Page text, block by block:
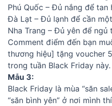
Phú Quốc – Đủ nắng để tan
Đà Lạt – Đủ lạnh để cần
Nha Trang – Đủ yên để ngủ
Comment điểm đến bạn
thương hiệu] tặng voucher
trong tuần Black Friday này.
Mẫu 3:
Black Friday là mùa “săn
“săn bình yên” ở nơi mình